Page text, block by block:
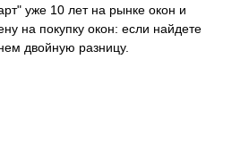
уже 10 лет на рынке окон и
на покупку окон: если найдете
двойную разницу.